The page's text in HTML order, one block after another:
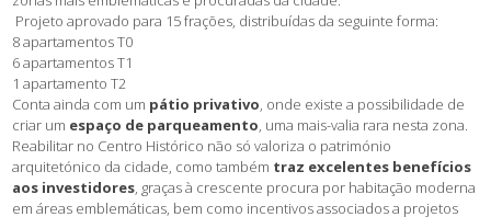
Projeto aprovado para 15 frações, distribuídas da seguinte forma:
8 apartamentos T0
6 apartamentos T1
1 apartamento T2
Conta ainda com um pátio privativo, onde existe a possibilidade de
criar um espaço de parqueamento, uma mais-valia rara nesta zona.
Reabilitar no Centro Histórico não só valoriza o património
arquitetónico da cidade, como também traz excelentes benefícios
aos investidores, graças à crescente procura por habitação moderna
em áreas emblemáticas, bem como incentivos associados a projetos